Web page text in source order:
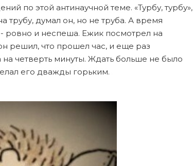
по этой антинаучной теме. «Турбу, турбу»,
трубу, думал он, но не труба. А время
ровно и неспеша. Ежик посмотрел на
решил, что прошел час, и еще раз
четверть минуты. Ждать больше не было
его дважды горьким.